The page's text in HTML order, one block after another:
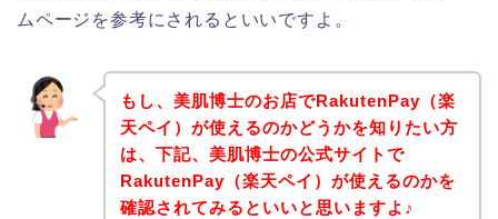
ムページを参考にされるといいですよ。
もし、美肌博士のお店でRakutenPay（楽
天ペイ）が使えるのかどうかを知りたい方
は、下記、美肌博士の公式サイトで
RakutenPay（楽天ペイ）が使えるのかを
確認されてみるといいと思いますよ♪